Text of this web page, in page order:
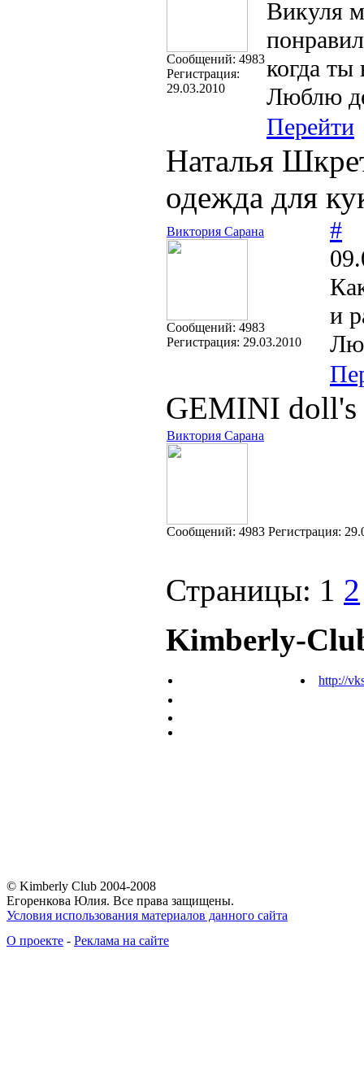
Cообщений: 4983
Регистрация:
29.03.2010
Викуля
когда
Люблю
Перейти
Наталья
одежда для
Виктория Сарана
Cообщений: 4983
Регистрация: 29.03.2010
#
и
GEMINI doll's
Виктория Сарана
Cообщений: 4983 Регистрация:
Страницы: 1 2
Kimberly-
http://
© Kimberly Club 2004-2008
Егоренкова Юлия. Все права защищены.
Условия использования материалов данного сайта
О проекте - Реклама на сайте